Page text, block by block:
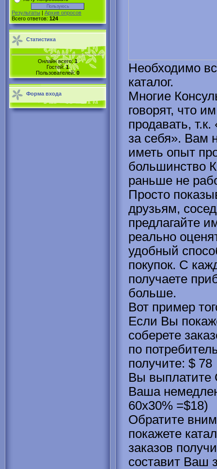
Результаты | Архив опросов
Всего ответов: 124
Статистика
Онлайн всего: 1
Гостей:1
Пользователей:0
Форма входа
Необходимо
каталог.
Многие
говорят, что
продавать,
за себя». Вам
иметь опыт
большинство
раньше не
Просто
друзьям,
предлагайте
реально
удобный
покупок. С
получаете
больше.
Вот пример
Если Вы
соберете
по
получите: $ 78
Вы
Ваша
60x30% =$18)
Обратите
покажете
заказов
составит Ваш